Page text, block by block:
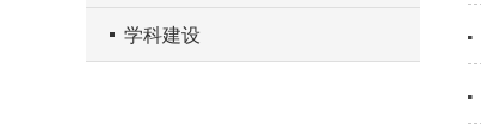
学科建设